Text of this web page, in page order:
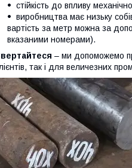
стійкість до впливу
виробництва має низьку
вартість за метр можна за
вказаними номерами).
– ми допоможемо
так і для величезних